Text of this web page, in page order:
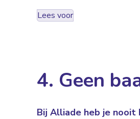
Lees voor
4. Geen
Bij Alliade heb je